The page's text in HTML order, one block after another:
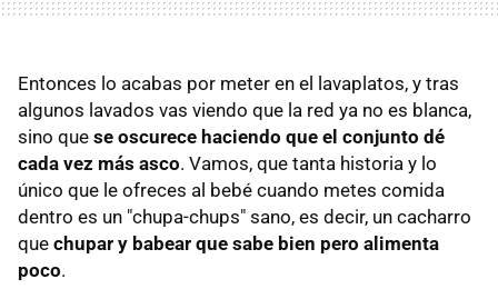
Entonces lo acabas por meter en el lavaplatos, y tras
algunos lavados vas viendo que la red ya no es blanca,
sino que se oscurece haciendo que el conjunto dé
cada vez más asco. Vamos, que tanta historia y lo
único que le ofreces al bebé cuando metes comida
dentro es un "chupa-chups" sano, es decir, un cacharro
que chupar y babear que sabe bien pero alimenta
poco.